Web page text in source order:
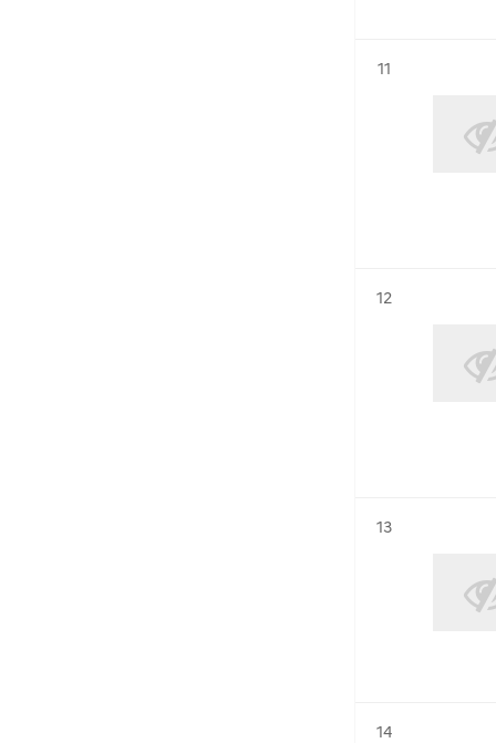
Résultat n°
11
Résultat n°
12
Résultat n°
13
Résultat n°
14